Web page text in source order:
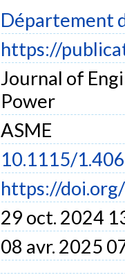
Département
https://
Journal of
Power
ASME
10.1115/
https://
29 oct. 2024
08 avr. 2025